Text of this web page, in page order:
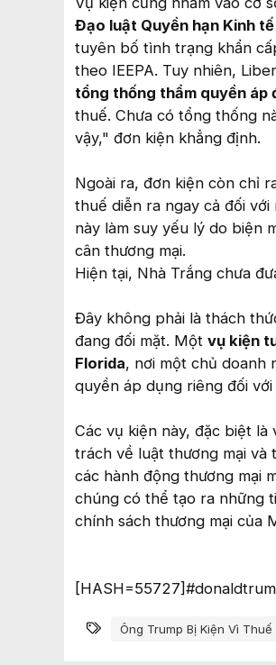
Đạo luật Quyền hạn Kinh tế
tuyên bố tình trạng khẩn
theo IEEPA. Tuy nhiên,
tổng thống thẩm quyền áp
thuế. Chưa có tổng thống
vậy," đơn kiện khẳng định.
Ngoài ra, đơn kiện còn chỉ
thuế diễn ra ngay cả đối
này làm suy yếu lý do biện
cân thương mại.
Hiện tại, Nhà Trắng chưa
Đây không phải là thách
đang đối mặt. Một vụ kiện
Florida, nơi một chủ doanh
quyền áp dụng riêng đối với
Các vụ kiện này, đặc biệt
trách về luật thương mại và
các hành động thương mại
chúng có thể tạo ra những
chính sách thương mại của
Từ khóa
Ông Trump Bị Kiện Vì Thuế